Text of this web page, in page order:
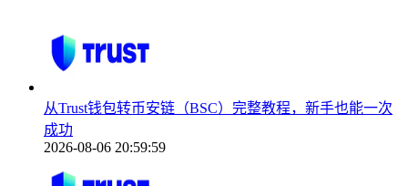
从Trust钱包转币安链（BSC）完整教程，新手也能一次
成功
2026-08-06 20:59:59